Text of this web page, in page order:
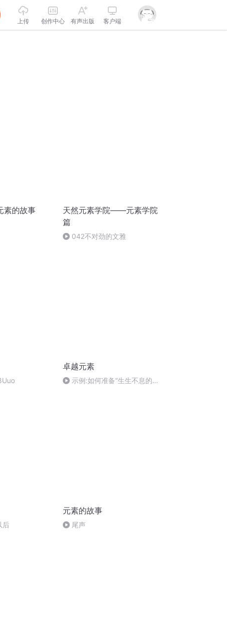
上传 创作中心 有声出版 客户端
素的故事
天然元素学院——元素学院
篇
042不对劲的文雅
卓越元素
示例:如何准备“生生不息的企
后
元素的故事
尾声